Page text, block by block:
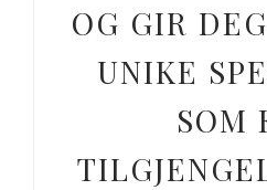
OG GIR
UNIKE
SOM